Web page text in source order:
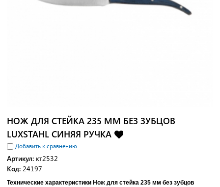
НОЖ ДЛЯ СТЕЙКА 235 ММ БЕЗ ЗУБЦОВ
LUXSTAHL СИНЯЯ РУЧКА
Добавить к сравнению
Артикул: кт2532
Код: 24197
Технические характеристики Нож для стейка 235 мм без зубцов